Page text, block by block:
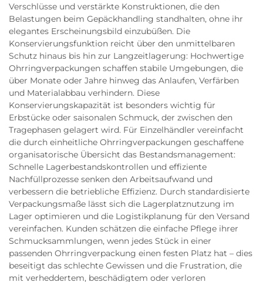
Verschlüsse und verstärkte Konstruktionen, die den
Belastungen beim Gepäckhandling standhalten, ohne ihr
elegantes Erscheinungsbild einzubüßen. Die
Konservierungsfunktion reicht über den unmittelbaren
Schutz hinaus bis hin zur Langzeitlagerung: Hochwertige
Ohrringverpackungen schaffen stabile Umgebungen, die
über Monate oder Jahre hinweg das Anlaufen, Verfärben
und Materialabbau verhindern. Diese
Konservierungskapazität ist besonders wichtig für
Erbstücke oder saisonalen Schmuck, der zwischen den
Tragephasen gelagert wird. Für Einzelhändler vereinfacht
die durch einheitliche Ohrringverpackungen geschaffene
organisatorische Übersicht das Bestandsmanagement:
Schnelle Lagerbestandskontrollen und effiziente
Nachfüllprozesse senken den Arbeitsaufwand und
verbessern die betriebliche Effizienz. Durch standardisierte
Verpackungsmaße lässt sich die Lagerplatznutzung im
Lager optimieren und die Logistikplanung für den Versand
vereinfachen. Kunden schätzen die einfache Pflege ihrer
Schmucksammlungen, wenn jedes Stück in einer
passenden Ohrringverpackung einen festen Platz hat – dies
beseitigt das schlechte Gewissen und die Frustration, die
mit verheddertem, beschädigtem oder verloren